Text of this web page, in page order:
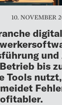
10. NOVEMBER
bis
Tools